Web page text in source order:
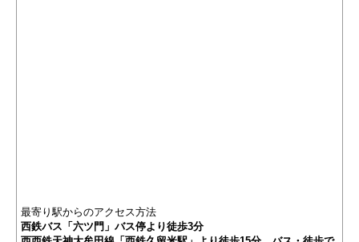
最寄り駅からのアクセス方法
西鉄バス「六ツ門」バス停より徒歩3分